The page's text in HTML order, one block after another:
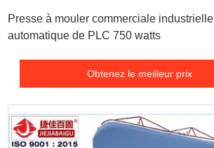
Presse à mouler commerciale industrielle
automatique de PLC 750 watts
Obtenez le meilleur prix